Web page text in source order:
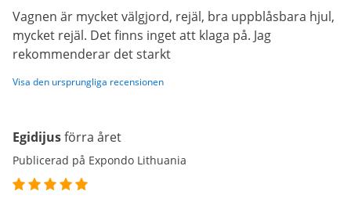
Vagnen är mycket välgjord, rejäl, bra uppblåsbara hjul,
mycket rejäl. Det finns inget att klaga på. Jag
rekommenderar det starkt
Visa den ursprungliga recensionen
Egidijusförra året
Publicerad på Expondo Lithuania